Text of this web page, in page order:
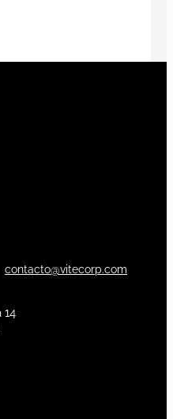
contacto@vitecorp.com
14